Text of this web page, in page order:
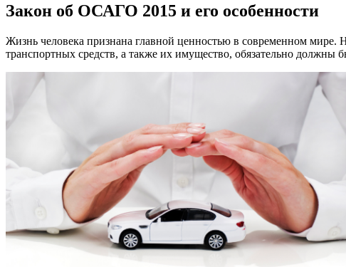
Закон об ОСАГО 2015 и его особенности
Жизнь человека признана главной ценностью в современном мире.
транспортных средств, а также их имущество, обязательно должны